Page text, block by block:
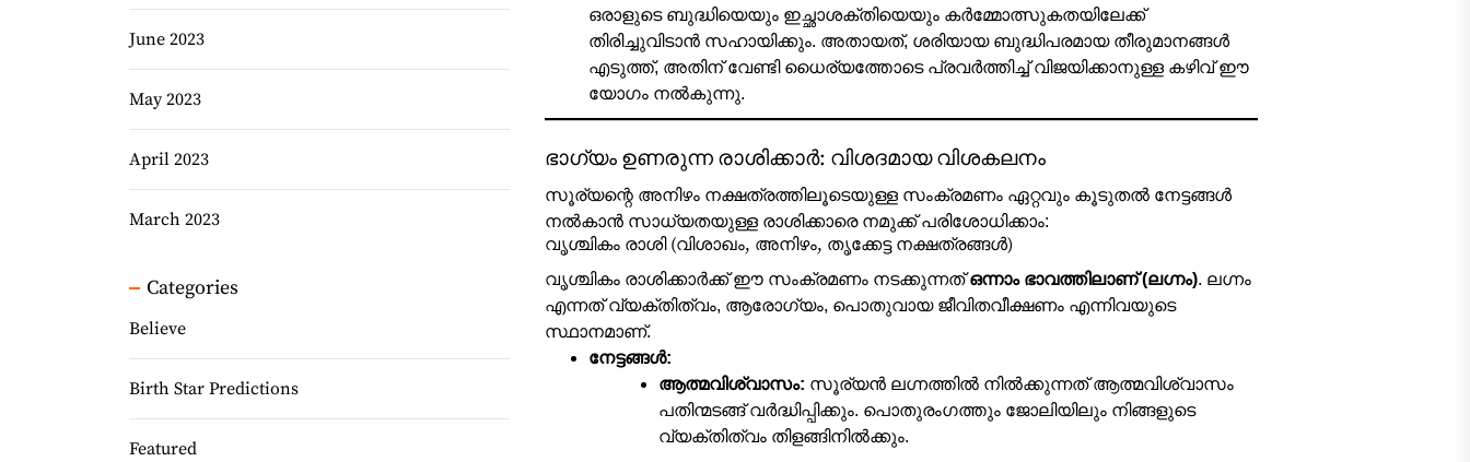
ഒരാളുടെ ബുദ്ധിയെയും ഇച്ഛാശക്തിയെയും കർമ്മോത്സുകതയിലേക്ക്
തിരിച്ചുവിടാൻ സഹായിക്കും. അതായത്, ശരിയായ ബുദ്ധിപരമായ തീരുമാനങ്ങൾ
എടുത്ത്, അതിന് വേണ്ടി ധൈര്യത്തോടെ പ്രവർത്തിച്ച് വിജയിക്കാനുള്ള കഴിവ് ഈ
യോഗം നൽകുന്നു.
ഭാഗ്യം ഉണരുന്ന രാശിക്കാർ: വിശദമായ വിശകലനം
സൂര്യന്റെ അനിഴം നക്ഷത്രത്തിലൂടെയുള്ള സംക്രമണം ഏറ്റവും കൂടുതൽ നേട്ടങ്ങൾ
നൽകാൻ സാധ്യതയുള്ള രാശിക്കാരെ നമുക്ക് പരിശോധിക്കാം:
വൃശ്ചികം രാശി (വിശാഖം, അനിഴം, തൃക്കേട്ട നക്ഷത്രങ്ങൾ)
വൃശ്ചികം രാശിക്കാർക്ക് ഈ സംക്രമണം നടക്കുന്നത്ഒന്നാം ഭാവത്തിലാണ് (ലഗ്നം). ലഗ്നം
എന്നത് വ്യക്തിത്വം, ആരോഗ്യം, പൊതുവായ ജീവിതവീക്ഷണം എന്നിവയുടെ
സ്ഥാനമാണ്.
നേട്ടങ്ങൾ:
ആത്മവിശ്വാസം: സൂര്യൻ ലഗ്നത്തിൽ നിൽക്കുന്നത് ആത്മവിശ്വാസം
പതിന്മടങ്ങ് വർദ്ധിപ്പിക്കും. പൊതുരംഗത്തും ജോലിയിലും നിങ്ങളുടെ
വ്യക്തിത്വം തിളങ്ങിനിൽക്കും.
June 2023
May 2023
April 2023
March 2023
Categories
Believe
Birth Star Predictions
Featured